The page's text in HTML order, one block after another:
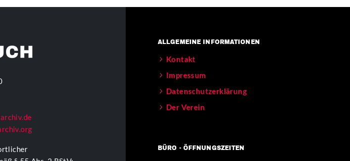
ALLGEMEINE INFORMATIONEN
Kontakt
Impressum
Datenschutzerklärung
Der Verein
BÜRO - ÖFFNUNGSZEITEN